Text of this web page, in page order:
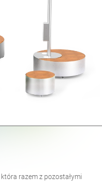
razem z pozostałymi